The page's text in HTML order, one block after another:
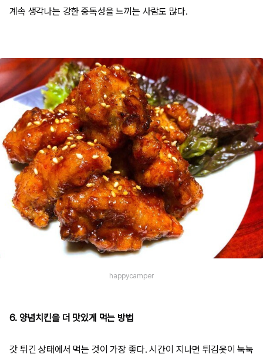
계속 생각나는 강한 중독성을 느끼는 사람도 많다.
happycamper
6. 양념치킨을 더 맛있게 먹는 방법
갓 튀긴 상태에서 먹는 것이 가장 좋다. 시간이 지나면 튀김옷이 눅눅